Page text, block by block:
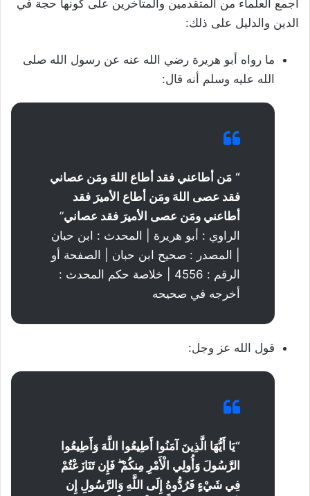
أجمع العلماء من المتقدمين والمتأخرين على كونها حجة في
الدين والدليل على ذلك:
ما رواه أبو هريرة رضي الله عنه عن رسول الله صلى
الله عليه وسلم أنه قال:
“ مَن أطاعني فقد أطاع اللهَ ومَن عصاني
فقد عصى اللهَ ومَن أطاع الأميرَ فقد
أطاعني ومَن عصى الأميرَ فقد عصاني”
الراوي : أبو هريرة | المحدث : ابن حبان
| المصدر : صحيح ابن حبان | الصفحة أو
الرقم : 4556 | خلاصة حكم المحدث :
أخرجه في صحيحه
قول الله عز وجل:
“يَا أَيُّهَا الَّذِينَ آمَنُوا أَطِيعُوا اللَّهَ وَأَطِيعُوا
الرَّسُولَ وَأُولِي الْأَمْرِ مِنكُمْ ۖ فَإِن تَنَازَعْتُمْ
فِي شَيْءٍ فَرُدُّوهُ إِلَى اللَّهِ وَالرَّسُولِ إِن